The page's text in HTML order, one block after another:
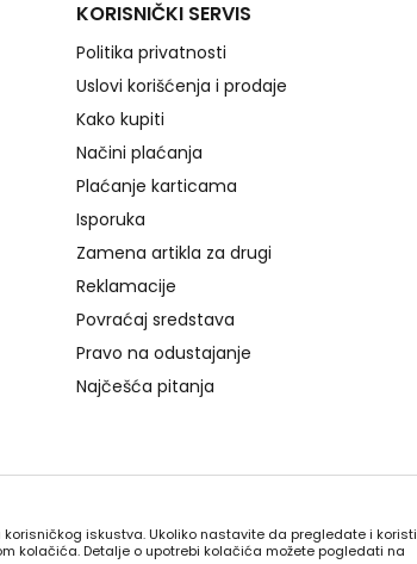
KORISNIČKI SERVIS
Politika privatnosti
Uslovi korišćenja i prodaje
Kako kupiti
Načini plaćanja
Plaćanje karticama
Isporuka
Zamena artikla za drugi
Reklamacije
Povraćaj sredstava
Pravo na odustajanje
Najčešća pitanja
iskustva. Ukoliko nastavite da pregledate i
kolačića. Detalje o upotrebi kolačića možete pogledati na